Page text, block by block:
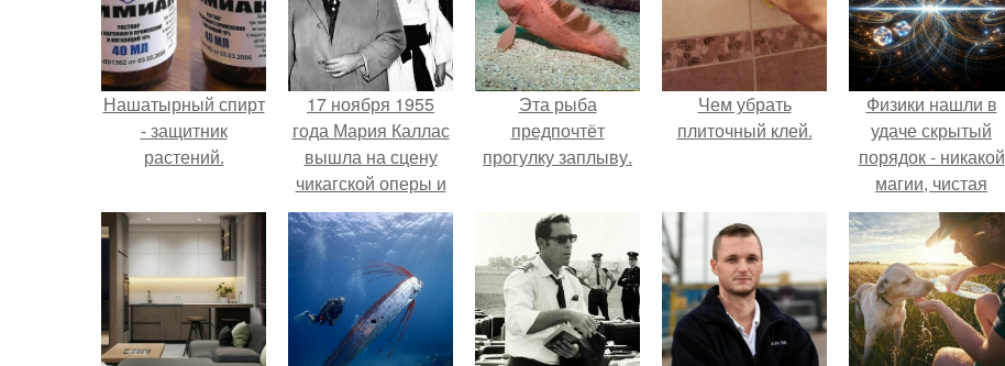
Нашатырный спирт
- защитник
растений.
17 ноября 1955
года Мария Каллас
вышла на сцену
чикагской оперы и
сорвала овации.
Эта рыба
предпочтёт
прогулку заплыву.
Чем убрать
плиточный клей.
Физики нашли в
удаче скрытый
порядок - никакой
магии, чистая
квантовая
механика.